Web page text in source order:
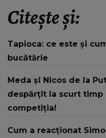
Citește și:
Tapioca: ce este și
bucătărie
Meda și Nicos de la
despărțit la scurt timp
competiția!
Cum a reacționat